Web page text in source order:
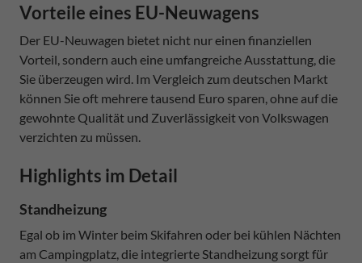
Vorteile eines EU-Neuwagens
Der EU-Neuwagen bietet nicht nur einen finanziellen
Vorteil, sondern auch eine umfangreiche Ausstattung, die
Sie überzeugen wird. Im Vergleich zum deutschen Markt
können Sie oft mehrere tausend Euro sparen, ohne auf die
gewohnte Qualität und Zuverlässigkeit von Volkswagen
verzichten zu müssen.
Highlights im Detail
Standheizung
Egal ob im Winter beim Skifahren oder bei kühlen Nächten
am Campingplatz, die integrierte Standheizung sorgt für